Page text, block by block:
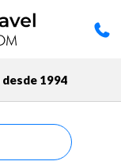
desde 1994